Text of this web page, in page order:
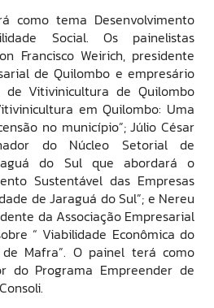
como tema Desenvolvimento
Social. Os painelistas
Francisco Weirich, presidente
de Quilombo e empresário
Vitivinicultura de Quilombo
em Quilombo: Uma
no município”; Júlio César
do Núcleo Setorial de
do Sul que abordará o
Sustentável das Empresas
de Jaraguá do Sul”; e Nereu
da Associação Empresarial
“ Viabilidade Econômica do
Mafra”. O painel terá como
do Programa Empreender de